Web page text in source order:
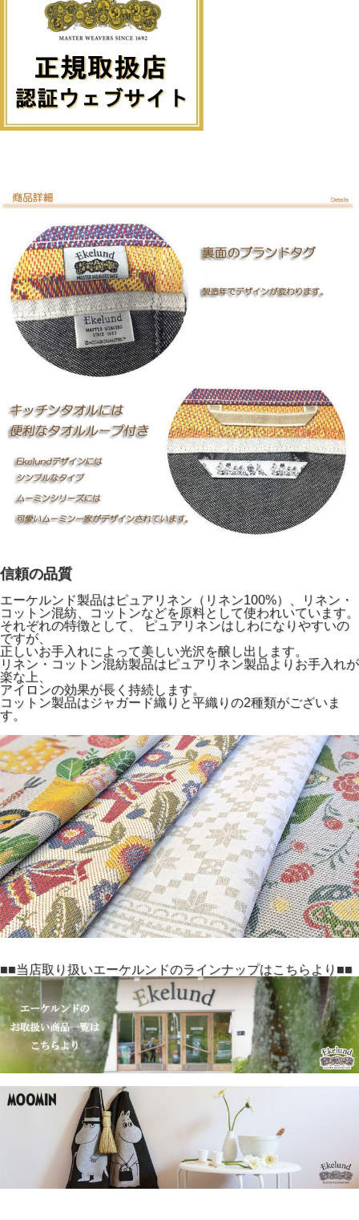
信頼の品質
エーケルンド製品はピュアリネン（リネン100%）、リネン・
コットン混紡、コットンなどを原料として使われいています。
それぞれの特徴として、 ピュアリネンはしわになりやすいの
ですが、
正しいお手入れによって美しい光沢を醸し出します。
リネン・コットン混紡製品はピュアリネン製品よりお手入れが
楽な上、
アイロンの効果が長く持続します。
コットン製品はジャガード織りと平織りの2種類がございま
す。
■■当店取り扱いエーケルンドのラインナップはこちらより■■